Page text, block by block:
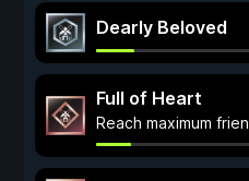
Dearly Beloved
Full of Heart
Reach maximum